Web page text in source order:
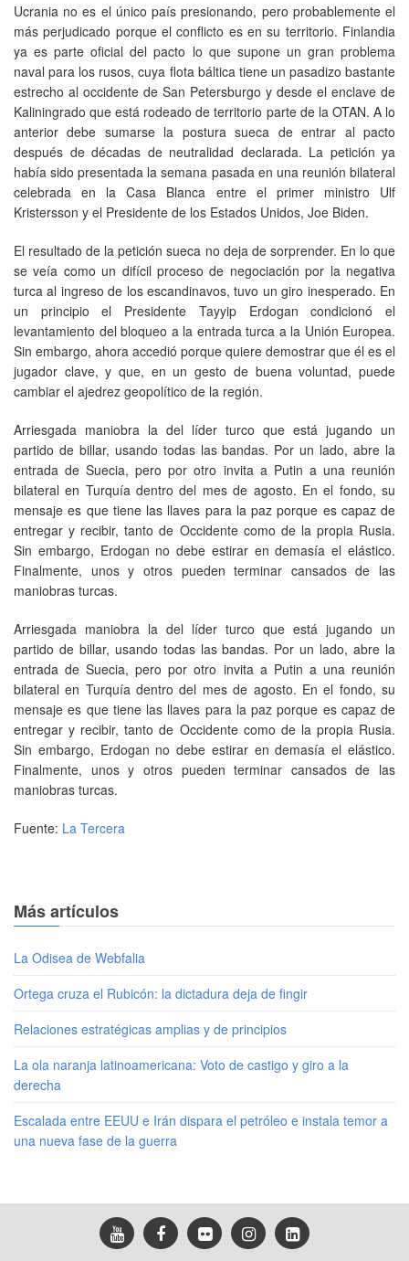
Ucrania no es el único país presionando, pero probablemente el
más perjudicado porque el conflicto es en su territorio. Finlandia
ya es parte oficial del pacto lo que supone un gran problema
naval para los rusos, cuya flota báltica tiene un pasadizo bastante
estrecho al occidente de San Petersburgo y desde el enclave de
Kaliningrado que está rodeado de territorio parte de la OTAN. A lo
anterior debe sumarse la postura sueca de entrar al pacto
después de décadas de neutralidad declarada. La petición ya
había sido presentada la semana pasada en una reunión bilateral
celebrada en la Casa Blanca entre el primer ministro Ulf
Kristersson y el Presidente de los Estados Unidos, Joe Biden.
El resultado de la petición sueca no deja de sorprender. En lo que
se veía como un difícil proceso de negociación por la negativa
turca al ingreso de los escandinavos, tuvo un giro inesperado. En
un principio el Presidente Tayyip Erdogan condicionó el
levantamiento del bloqueo a la entrada turca a la Unión Europea.
Sin embargo, ahora accedió porque quiere demostrar que él es el
jugador clave, y que, en un gesto de buena voluntad, puede
cambiar el ajedrez geopolítico de la región.
Arriesgada maniobra la del líder turco que está jugando un
partido de billar, usando todas las bandas. Por un lado, abre la
entrada de Suecia, pero por otro invita a Putin a una reunión
bilateral en Turquía dentro del mes de agosto. En el fondo, su
mensaje es que tiene las llaves para la paz porque es capaz de
entregar y recibir, tanto de Occidente como de la propia Rusia.
Sin embargo, Erdogan no debe estirar en demasía el elástico.
Finalmente, unos y otros pueden terminar cansados de las
maniobras turcas.
Arriesgada maniobra la del líder turco que está jugando un
partido de billar, usando todas las bandas. Por un lado, abre la
entrada de Suecia, pero por otro invita a Putin a una reunión
bilateral en Turquía dentro del mes de agosto. En el fondo, su
mensaje es que tiene las llaves para la paz porque es capaz de
entregar y recibir, tanto de Occidente como de la propia Rusia.
Sin embargo, Erdogan no debe estirar en demasía el elástico.
Finalmente, unos y otros pueden terminar cansados de las
maniobras turcas.
Fuente: La Tercera
Más artículos
La Odisea de Webfalia
Ortega cruza el Rubicón: la dictadura deja de fingir
Relaciones estratégicas amplias y de principios
La ola naranja latinoamericana: Voto de castigo y giro a la
derecha
Escalada entre EEUU e Irán dispara el petróleo e instala temor a
una nueva fase de la guerra